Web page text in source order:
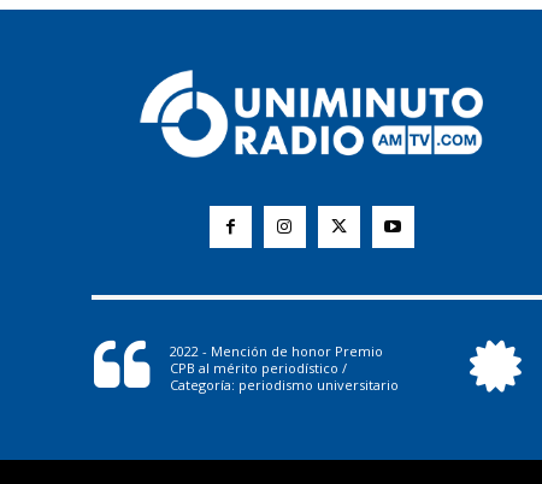
2022 - Mención de honor Premio
CPB al mérito periodístico /
Categoría: periodismo universitario